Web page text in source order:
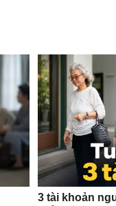
3 tài khoản